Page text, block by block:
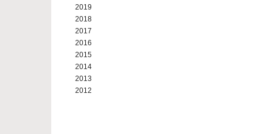
2019
2018
2017
2016
2015
2014
2013
2012